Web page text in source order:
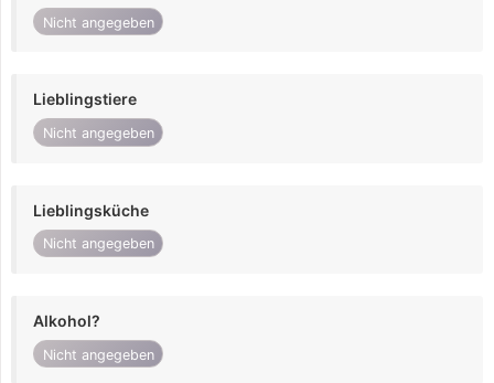
Nicht angegeben
Lieblingstiere
Nicht angegeben
Lieblingsküche
Nicht angegeben
Alkohol?
Nicht angegeben